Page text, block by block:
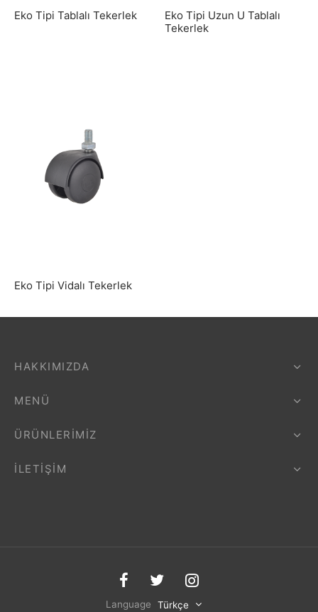
Eko Tipi Tablalı Tekerlek
Eko Tipi Uzun U Tablalı
Tekerlek
Eko Tipi Vidalı Tekerlek
İLETIŞIM
MENÜ
ÜRÜNLERIMIZ
HAKKIMIZDA
Language Türkçe